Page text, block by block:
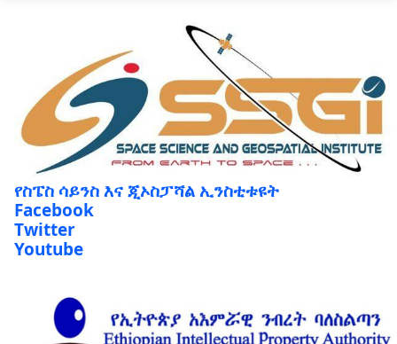
የስፔስ ሳይንስ እና ጂኦስፓሻል ኢንስቲቱዩት
Facebook
Twitter
Youtube